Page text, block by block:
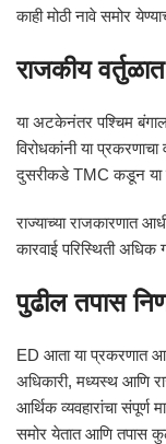
काही मोठी नावे समोर
राजकीय
या अटकेनंतर पश्चिम
विरोधकांनी या
दुसरीकडे TMC कडून या
राज्याच्या राजकारणात
कारवाई परिस्थिती
पुढील तपास
ED आता या प्रकरणात
अधिकारी, मध्यस्थ आणि
आर्थिक व्यवहारांचा संपूर्ण
समोर येतात आणि तपास